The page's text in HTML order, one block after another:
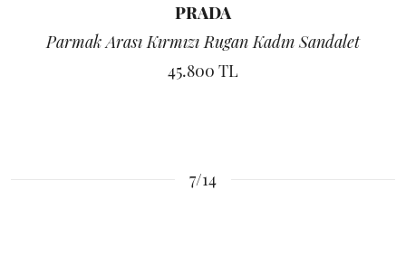
PRADA
Parmak Arası Kırmızı Rugan Kadın Sandalet
45.800 TL
7/14